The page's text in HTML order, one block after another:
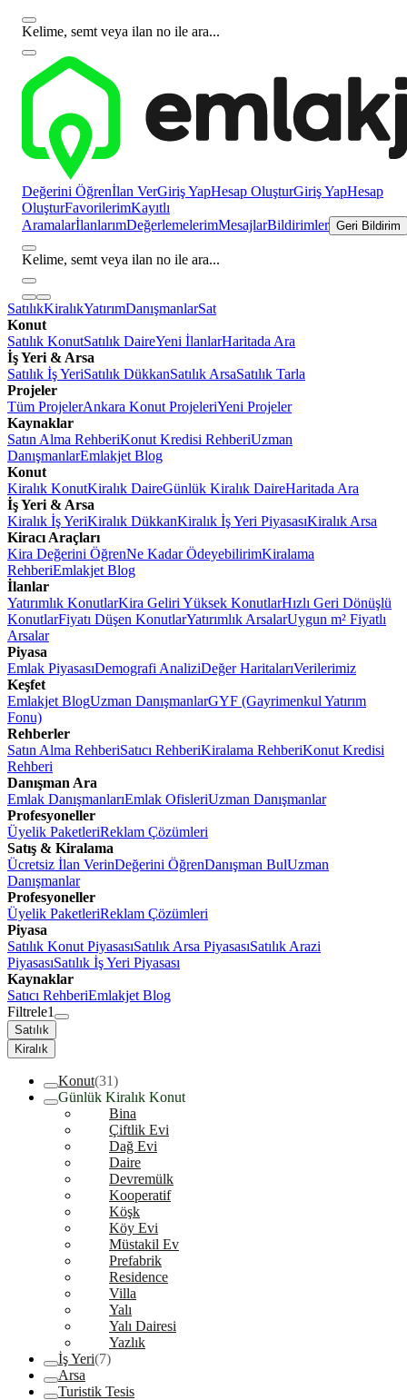
Kelime, semt veya ilan no ile ara...
Değerini Öğrenİlan VerGiriş YapHesap OluşturGiriş YapHesap
OluşturFavorilerimKayıtlı
AramalarİlanlarımDeğerlemelerimMesajlarBildirimler Geri Bildirim
Kelime, semt veya ilan no ile ara...
SatılıkKiralıkYatırımDanışmanlarSat
Konut
Satılık KonutSatılık DaireYeni İlanlarHaritada Ara
İş Yeri & Arsa
Satılık İş YeriSatılık DükkanSatılık ArsaSatılık Tarla
Projeler
Tüm ProjelerAnkara Konut ProjeleriYeni Projeler
Kaynaklar
Satın Alma RehberiKonut Kredisi RehberiUzman
DanışmanlarEmlakjet Blog
Konut
Kiralık KonutKiralık DaireGünlük Kiralık DaireHaritada Ara
İş Yeri & Arsa
Kiralık İş YeriKiralık DükkanKiralık İş Yeri PiyasasıKiralık Arsa
Kiracı Araçları
Kira Değerini ÖğrenNe Kadar ÖdeyebilirimKiralama
RehberiEmlakjet Blog
İlanlar
Yatırımlık KonutlarKira Geliri Yüksek KonutlarHızlı Geri Dönüşlü
KonutlarFiyatı Düşen KonutlarYatırımlık ArsalarUygun m² Fiyatlı
Arsalar
Piyasa
Emlak PiyasasıDemografi AnaliziDeğer HaritalarıVerilerimiz
Keşfet
Emlakjet BlogUzman DanışmanlarGYF (Gayrimenkul Yatırım
Fonu)
Rehberler
Satın Alma RehberiSatıcı RehberiKiralama RehberiKonut Kredisi
Rehberi
Danışman Ara
Emlak DanışmanlarıEmlak OfisleriUzman Danışmanlar
Profesyoneller
Üyelik PaketleriReklam Çözümleri
Satış & Kiralama
Ücretsiz İlan VerinDeğerini ÖğrenDanışman BulUzman
Danışmanlar
Profesyoneller
Üyelik PaketleriReklam Çözümleri
Piyasa
Satılık Konut PiyasasıSatılık Arsa PiyasasıSatılık Arazi
PiyasasıSatılık İş Yeri Piyasası
Kaynaklar
Satıcı RehberiEmlakjet Blog
Filtrele1
Satılık
Kiralık
Konut(31)
Günlük Kiralık Konut
Bina
Çiftlik Evi
Dağ Evi
Daire
Devremülk
Kooperatif
Köşk
Köy Evi
Müstakil Ev
Prefabrik
Residence
Villa
Yalı
Yalı Dairesi
Yazlık
İş Yeri(7)
Arsa
Turistik Tesis